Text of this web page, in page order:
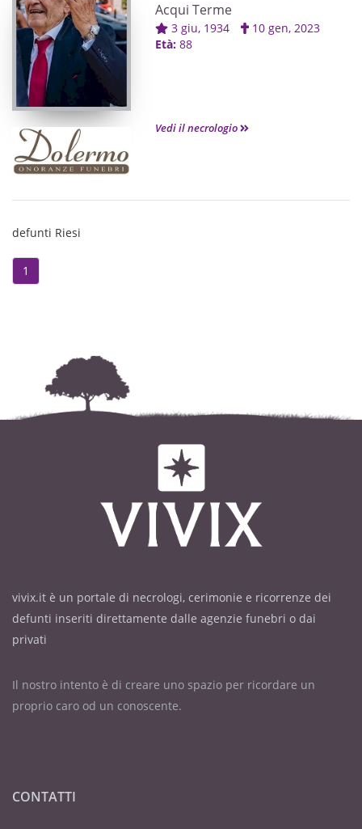
Acqui Terme
3 giu, 1934
10 gen, 2023
Età: 88
Vedi il necrologio
defunti Riesi
1
vivix.it è un portale di necrologi, cerimonie e ricorrenze dei
defunti inseriti direttamente dalle agenzie funebri o dai
privati
Il nostro intento è di creare uno spazio per ricordare un
proprio caro od un conoscente.
CONTATTI